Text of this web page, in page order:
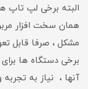
البته برخی لپ تاپ
همان سخت افزار
مشکل ، صرفا قابل
برخی دستگاه ها
آنها ، نیاز به تجربه